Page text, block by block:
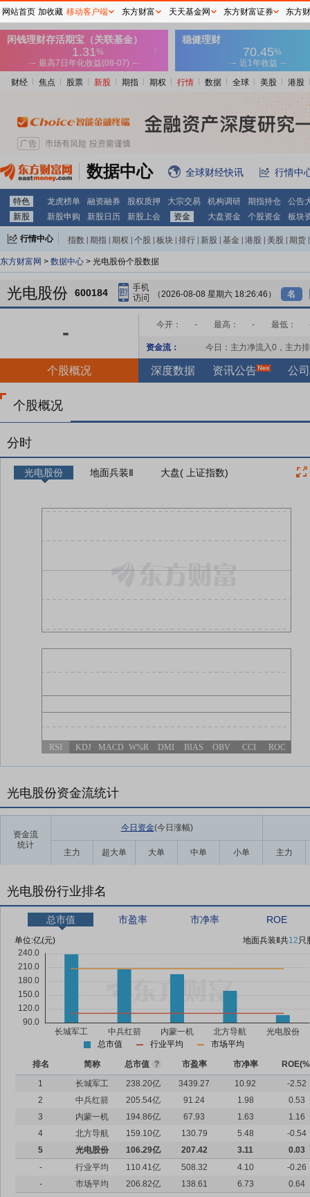
财经 焦点 股票 新股 期指 期权 行情 数据 全球 美股 港股
数据中心 全球财经快讯 行情中
特色 龙虎榜单 融资融券 股权质押 大宗交易 机构调研 期指持仓
公告
新股
新股申购 新股日历 新股上会 资金 大盘资金 个股资金 板块
行情中心 指数 期指 期权 个股 板块 排行 新股 基金 港股 美股 期货
东方财富网 > 数据中心 > 光电股份个股数据
光电股份 600184 （2026-08-08 星期六 18:26:46） 名
- 今开： - 最高： - 最低：
资金流： 今日：主力净流入0 ，主力
个股概况 深度数据 资讯公告 公
个股概况
分时
光电股份 地面兵装Ⅱ 大盘( 上证指数)
RSI KDJ MACD W%R DMI BIAS OBV CCI ROC
光电股份资金流统计
资金流
统计
今日资金(今日涨幅)
主力 超大单 大单 中单 小单 主力
光电股份行业排名
总市值 市盈率 市净率 ROE
单位:亿(元) 地面兵装Ⅱ 共12只
总市值 行业平均 市场平均
排名 简称 总市值 ? 市盈率 市净率
1
长城军工 238.20亿 3439.27 10.92
-2.52
2
中兵红箭 205.54亿 91.24 1.98
0.53
3
内蒙一机 194.86亿 67.93 1.63
1.16
4
北方导航 159.10亿 130.79 5.48
-0.54
5
光电股份 106.29亿 207.42 3.11
0.03
-
行业平均 110.41亿 508.32 4.10
-0.26
-
市场平均 206.82亿 138.61 6.73 0.64
网站首页 加收藏 移动客户端 东方财富 天天基金网 东方财富证券 东方